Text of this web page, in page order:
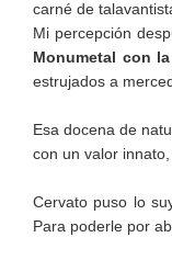
carné de
Mi percepción
Monumetal con
estrujados a
Esa docena de
con un valor
Cervato puso lo
Para poderle por